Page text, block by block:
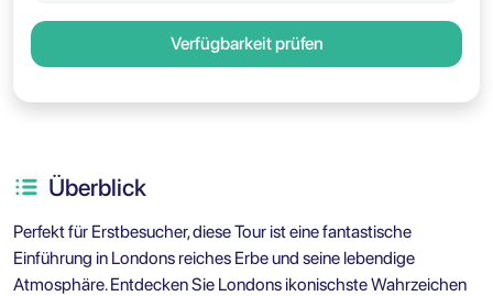
Verfügbarkeit prüfen
Überblick
Perfekt für Erstbesucher, diese Tour ist eine fantastische
Einführung in Londons reiches Erbe und seine lebendige
Atmosphäre. Entdecken Sie Londons ikonischste Wahrzeichen